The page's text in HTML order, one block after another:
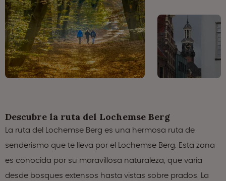
Descubre la ruta del Lochemse Berg
La ruta del Lochemse Berg es una hermosa ruta de
senderismo que te lleva por el Lochemse Berg. Esta zona
es conocida por su maravillosa naturaleza, que varía
desde bosques extensos hasta vistas sobre prados. La